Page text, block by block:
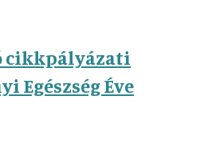
cikkpályázati
Egészség Éve